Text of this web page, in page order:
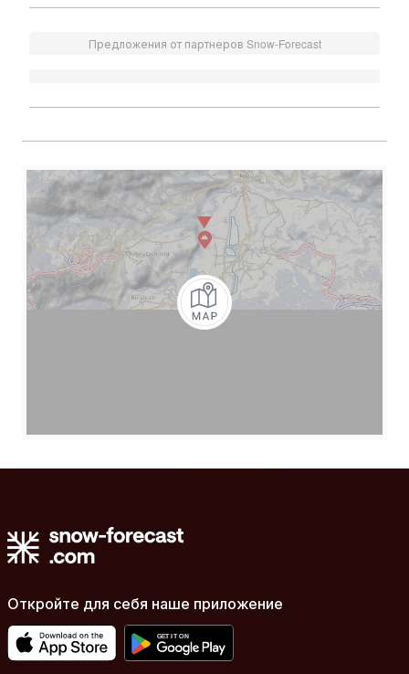
Предложения от партнеров Snow-Forecast
Откройте для себя наше приложение